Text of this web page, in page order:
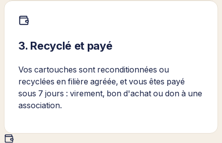
3. Recyclé et payé
Vos cartouches sont reconditionnées ou
recyclées en filière agréée, et vous êtes payé
sous 7 jours : virement, bon d'achat ou don à une
association.